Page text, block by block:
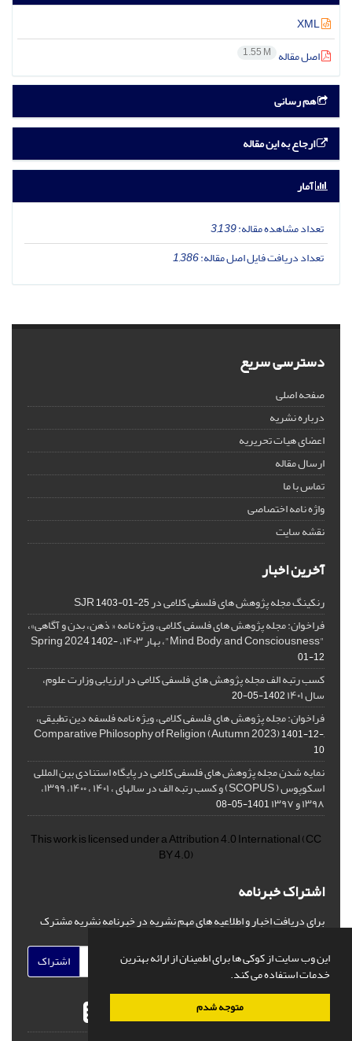
این وب سایت از کوکی ها برای اطمینان از ارائه بهترین
خدمات استفاده می کند.
متوجه شدم
اصل مقاله 1.55 M
هم رسانی
ارجاع به این مقاله
آمار
تعداد مشاهده مقاله:3,139
تعداد دریافت فایل اصل مقاله:1,386
دسترسی سریع
صفحه اصلی
درباره نشریه
اعضای هیات تحریریه
ارسال مقاله
تماس با ما
واژه نامه اختصاصی
نقشه سایت
آخرین اخبار
رنکینگ مجله پژوهش های فلسفی کلامی در SJR1403-01-25
فراخوان: مجله پژوهش های فلسفی کلامی، ویژه نامه « ذهن، بدن و آگاهی»،
"Mind, Body, and Consciousness"، بهار ۱۴۰۳، Spring 2024
1402-
01-12
کسب رتبه الف مجله پژوهش های فلسفی کلامی در ارزیابی وزارت علوم،
سال ۱۴۰۱ 1402-05-20
فراخوان: مجله پژوهش های فلسفی کلامی، ویژه نامه فلسفه دین تطبیقی،
,Comparative Philosophy of Religion (Autumn 2023)
1401-12-
10
نمایه شدن مجله پژوهش های فلسفی کلامی در پایگاه استنادی بین المللی
اسکوپوس ( SCOPUS) و کسب رتبه الف در سالهای ، ۱۴۰۱ ، ۱۴۰۰، ۱۳۹۹،
۱۳۹۸ و ۱۳۹۷ 1401-05-08
This work is licensed under aAttribution 4.0 International(CC
BY 4.0)
اشتراک خبرنامه
برای دریافت اخبار و اطلاعیه های مهم نشریه در خبرنامه نشریه مشترک
اشتراک